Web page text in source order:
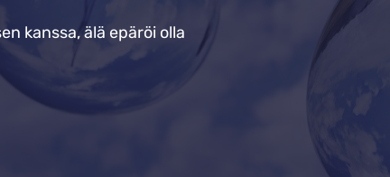
kanssa, älä epäröi olla